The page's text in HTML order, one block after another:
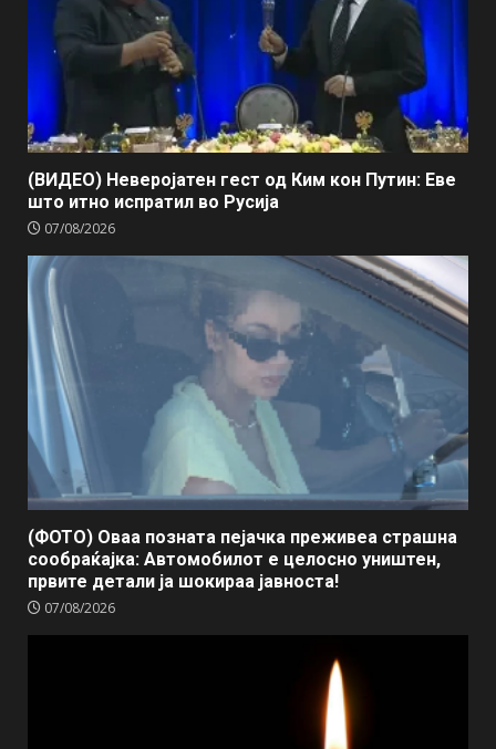
(ВИДЕО) Неверојатен гест од Ким кон Путин: Еве
што итно испратил во Русија
07/08/2026
(ФОТО) Оваа позната пејачка преживеа страшна
сообраќајка: Автомобилот е целосно уништен,
првите детали ја шокираа јавноста!
07/08/2026